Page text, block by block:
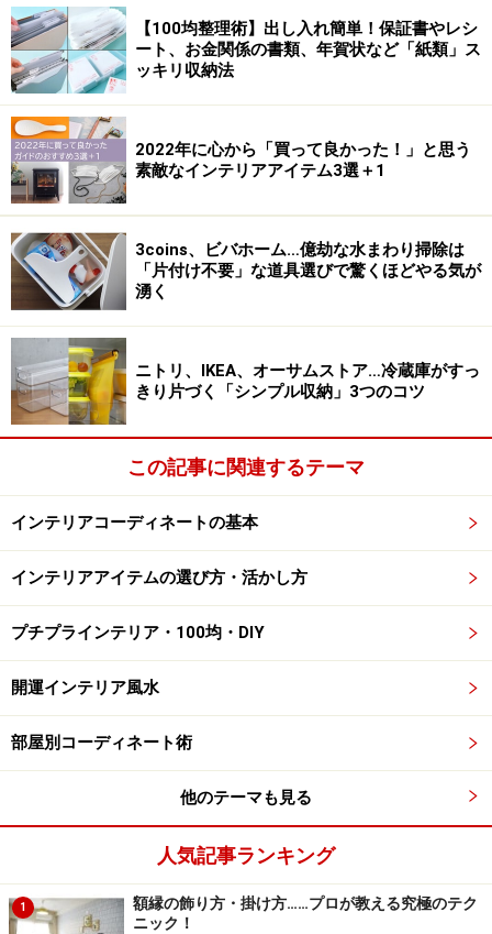
ていたのが、日本のタオルメーカーUCHINO（ウチノ）
です。1937年創立の日本のUCHINO（ウチノ）のタオル
は、日本だけではなく、パリのデパート「ボンマルシ
ェ」、ロンドンの「ハロッズ」、「コンランショップ」
にも置かれるほど品質とデザインに優れ、国際的に認め
られている「ウチノのタオル」です。「Maison &
Objet」（メゾン・エ・オブジェ）に11回目の出展とい
う実力派です。
次のページは 「イギリスのクラシカルな小花や薔薇のモ
Cath Kidston| （キャスキッドソン）」
※記事内容は執筆時点のものです。最新の内容をご確認くださ
1/2
【100均整理術】出し入れ簡単！保証書やレシ
ート、お金関係の書類、年賀状など「紙類」ス
ッキリ収納法
2022年に心から「買って良かった！」と思う
素敵なインテリアアイテム3選＋1
3coins、ビバホーム…億劫な水まわり掃除は
「片付け不要」な道具選びで驚くほどやる気が
湧く
ニトリ、IKEA、オーサムストア…冷蔵庫がすっ
きり片づく「シンプル収納」3つのコツ
この記事に関連するテーマ
インテリアコーディネートの基本
インテリアアイテムの選び方・活かし方
プチプラインテリア・100均・DIY
開運インテリア風水
部屋別コーディネート術
他のテーマも見る
人気記事ランキング
1
額縁の飾り方・掛け方……プロが教える究極のテク
ニック！